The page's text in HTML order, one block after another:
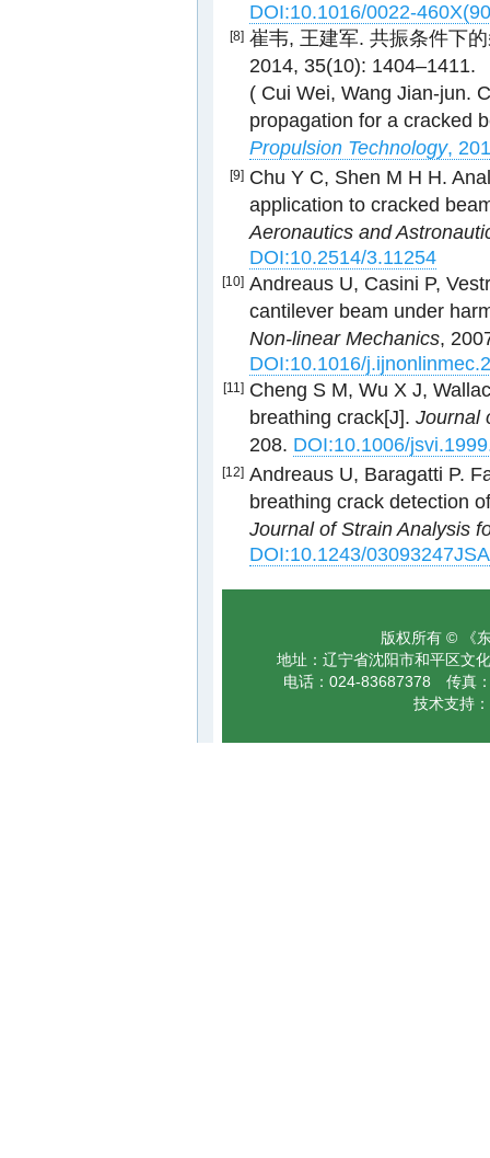
DOI:10.1016/0022-
[8] 崔韦, 王建军. 共振条件下
2014, 35(10): 1404–1411.
( Cui Wei, Wang Jian-jun.
propagation for a cracked
Propulsion Technology,
[9] Chu Y C, Shen M H H.
application to cracked
Aeronautics and
DOI:10.2514/3.11254
[10] Andreaus U, Casini P,
cantilever beam under
Non-linear Mechanics,
DOI:10.1016/
[11] Cheng S M, Wu X J,
breathing crack[J]. Journal
208. DOI:10.1006/
[12] Andreaus U, Baragatti P.
breathing crack detection
Journal of Strain Analysis
DOI:10.1243/